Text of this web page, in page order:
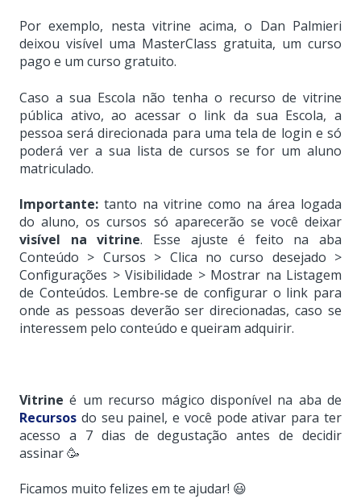
Por exemplo, nesta vitrine acima, o Dan Palmieri
deixou visível uma MasterClass gratuita, um curso
pago e um curso gratuito.
Caso a sua Escola não tenha o recurso de vitrine
pública ativo, ao acessar o link da sua Escola, a
pessoa será direcionada para uma tela de login e só
poderá ver a sua lista de cursos se for um aluno
matriculado.
Importante: tanto na vitrine como na área logada
do aluno, os cursos só aparecerão se você deixar
visível na vitrine. Esse ajuste é feito na aba
Conteúdo > Cursos > Clica no curso desejado >
Configurações > Visibilidade > Mostrar na Listagem
de Conteúdos. Lembre-se de configurar o link para
onde as pessoas deverão ser direcionadas, caso se
interessem pelo conteúdo e queiram adquirir.
Vitrine é um recurso mágico disponível na aba de
Recursos do seu painel, e você pode ativar para ter
acesso a 7 dias de degustação antes de decidir
assinar 🥳
Ficamos muito felizes em te ajudar! 😃